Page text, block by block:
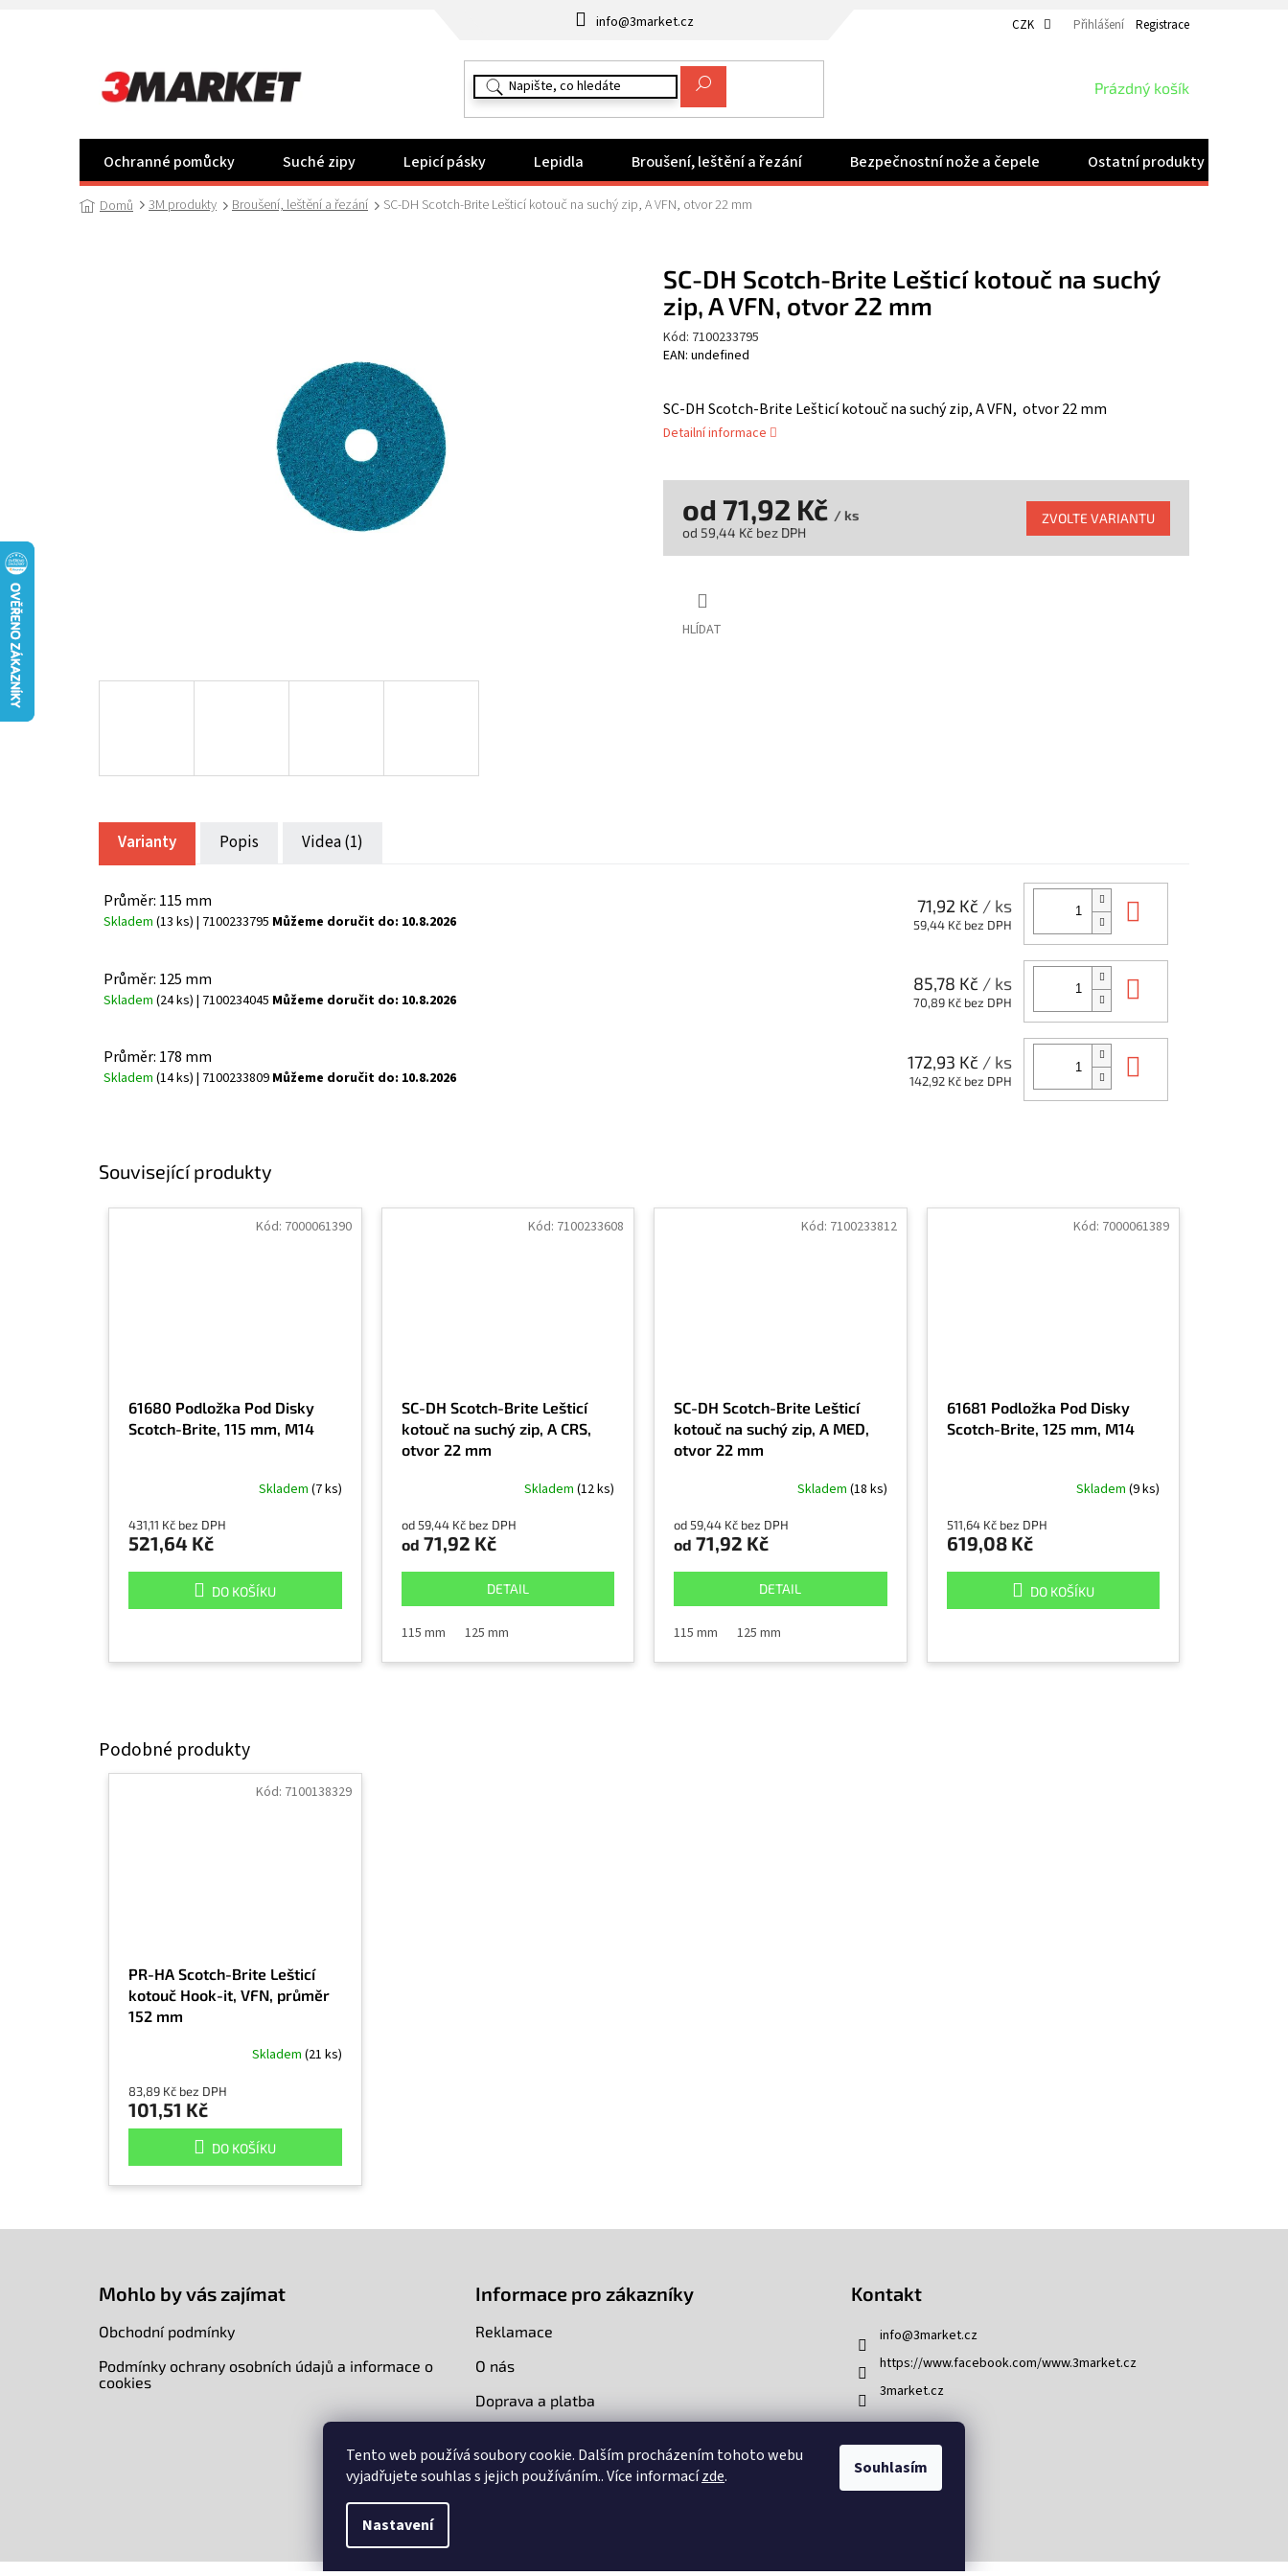
Tento web používá soubory cookie. Dalším procházením tohoto webu
vyjadřujete souhlas s jejich používáním.. Více informacízde.
Nastavení
Souhlasím
info@3market.cz CZK Přihlášení Registrace
NÁKUPNÍ
Prázdný košík
Ochranné pomůcky Suché zipy Lepicí pásky Lepidla Broušení, leštění a řezání Bezpečnostní nože a čepele Ostatní produkty
Domů 3M produkty Broušení, leštění a řezání SC-DH Scotch-Brite Lešticí kotouč na suchý zip, A VFN, otvor 22 mm
SC-DH Scotch-Brite Lešticí kotouč na suchý zip, A VFN, otvor 22 mm
Detailní informace
HLÍDAT
od 71,92 Kč / ks
od 59,44 Kč bez DPH
ZVOLTE VARIANTU
SC-DH Scotch-Brite Lešticí kotouč na suchý
zip, A VFN, otvor 22 mm
Kód: 7100233795
EAN: undefined
Související produkty
61680 Podložka Pod Disky
Scotch-Brite, 115 mm, M14
Skladem (7 ks)
431,11 Kč bez DPH
521,64 Kč
DO KOŠÍKU
Kód: 7000061390
SC-DH Scotch-Brite Lešticí
kotouč na suchý zip, A CRS,
otvor 22 mm
Skladem (12 ks)
od 59,44 Kč bez DPH
od 71,92 Kč
DETAIL
115 mm 125 mm
Kód: 7100233608
SC-DH Scotch-Brite Lešticí
kotouč na suchý zip, A MED,
otvor 22 mm
Skladem (18 ks)
od 59,44 Kč bez DPH
od 71,92 Kč
DETAIL
115 mm 125 mm
Kód: 7100233812
61681 Podložka Pod Disky
Scotch-Brite, 125 mm, M14
Skladem (9 ks)
511,64 Kč bez DPH
619,08 Kč
DO KOŠÍKU
Kód: 7000061389
Varianty Popis Videa (1)
Průměr: 115 mm
Skladem (13 ks) | 7100233795 Můžeme doručit do: 10.8.2026
71,92 Kč / ks
59,44 Kč bez DPH
Průměr: 125 mm
Skladem (24 ks) | 7100234045 Můžeme doručit do: 10.8.2026
85,78 Kč / ks
70,89 Kč bez DPH
Průměr: 178 mm
Skladem (14 ks) | 7100233809 Můžeme doručit do: 10.8.2026
172,93 Kč / ks
142,92 Kč bez DPH
PR-HA Scotch-Brite Lešticí
kotouč Hook-it, VFN, průměr
152 mm
Skladem (21 ks)
83,89 Kč bez DPH
101,51 Kč
DO KOŠÍKU
Kód: 7100138329
Mohlo by vás zajímat
Obchodní podmínky
Podmínky ochrany osobních údajů a informace o
cookies
Informace pro zákazníky
Reklamace
O nás
Doprava a platba
Kontakt
info@3market.cz
https://www.facebook.com/www.3market.cz
3market.cz